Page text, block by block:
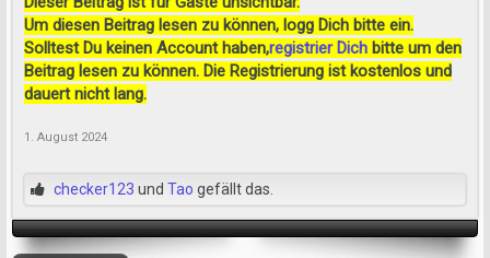
Um diesen Beitrag lesen zu können, logg Dich bitte ein.
Solltest Du keinen Account haben,registrier Dich bitte um den
Beitrag lesen zu können. Die Registrierung ist kostenlos und
dauert nicht lang.
1. August 2024
checker123 und Tao gefällt das.